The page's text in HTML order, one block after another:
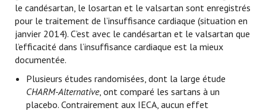
le candésartan, le losartan et le valsartan sont enregistrés
pour le traitement de l’insuffisance cardiaque (situation en
janvier 2014). C’est avec le candésartan et le valsartan que
l’efficacité dans l’insuffisance cardiaque est la mieux
documentée.
Plusieurs études randomisées, dont la large étude
CHARM-Alternative, ont comparé les sartans à un
placebo. Contrairement aux IECA, aucun effet